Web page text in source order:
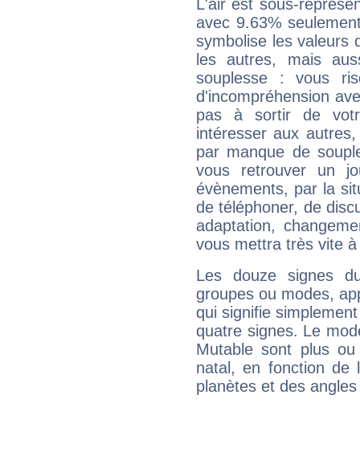
L'air est sous-
avec 9.63%
symbolise les valeurs
les autres, mais
souplesse : vous
d'incompréhension
pas à sortir de
intéresser aux
par manque de
vous retrouver un
évènements, par la
de téléphoner, de
adaptation,
vous mettra très vite
Les douze signes
groupes ou modes,
qui signifie
quatre signes. Le
Mutable sont plus
natal, en fonction de
planètes et des